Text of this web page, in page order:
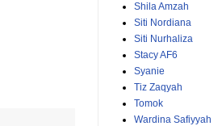
Shila Amzah
Siti Nordiana
Siti Nurhaliza
Stacy AF6
Syanie
Tiz Zaqyah
Tomok
Wardina Safiyyah